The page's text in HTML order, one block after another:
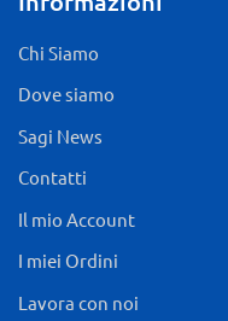
Chi Siamo
Dove siamo
Sagi News
Contatti
Il mio Account
I miei Ordini
Lavora con noi